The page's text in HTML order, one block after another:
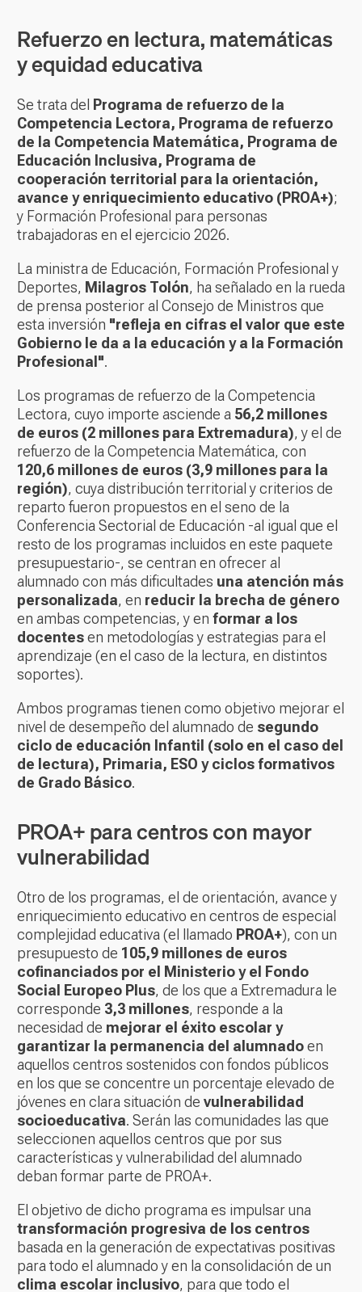
Refuerzo en lectura, matemáticas
y equidad educativa
Se trata del Programa de refuerzo de la
Competencia Lectora, Programa de refuerzo
de la Competencia Matemática, Programa de
Educación Inclusiva, Programa de
cooperación territorial para la orientación,
avance y enriquecimiento educativo (PROA+);
y Formación Profesional para personas
trabajadoras en el ejercicio 2026.
La ministra de Educación, Formación Profesional y
Deportes, Milagros Tolón, ha señalado en la rueda
de prensa posterior al Consejo de Ministros que
esta inversión "refleja en cifras el valor que este
Gobierno le da a la educación y a la Formación
Profesional".
Los programas de refuerzo de la Competencia
Lectora, cuyo importe asciende a 56,2 millones
de euros (2 millones para Extremadura), y el de
refuerzo de la Competencia Matemática, con
120,6 millones de euros (3,9 millones para la
región), cuya distribución territorial y criterios de
reparto fueron propuestos en el seno de la
Conferencia Sectorial de Educación -al igual que el
resto de los programas incluidos en este paquete
presupuestario-, se centran en ofrecer al
alumnado con más dificultades una atención más
personalizada, en reducir la brecha de género
en ambas competencias, y en formar a los
docentesen metodologías y estrategias para el
aprendizaje (en el caso de la lectura, en distintos
soportes).
Ambos programas tienen como objetivo mejorar el
nivel de desempeño del alumnado de segundo
ciclo de educación Infantil (solo en el caso del
de lectura), Primaria, ESO y ciclos formativos
de Grado Básico.
PROA+ para centros con mayor
vulnerabilidad
Otro de los programas, el de orientación, avance y
enriquecimiento educativo en centros de especial
complejidad educativa (el llamado PROA+), con un
presupuesto de 105,9 millones de euros
cofinanciados por el Ministerio y el Fondo
Social Europeo Plus, de los que a Extremadura le
corresponde 3,3 millones, responde a la
necesidad de mejorar el éxito escolar y
garantizar la permanencia del alumnadoen
aquellos centros sostenidos con fondos públicos
en los que se concentre un porcentaje elevado de
jóvenes en clara situación de vulnerabilidad
socioeducativa. Serán las comunidades las que
seleccionen aquellos centros que por sus
características y vulnerabilidad del alumnado
deban formar parte de PROA+.
El objetivo de dicho programa es impulsar una
transformación progresiva de los centros
basada en la generación de expectativas positivas
para todo el alumnado y en la consolidación de un
clima escolar inclusivo, para que todo el